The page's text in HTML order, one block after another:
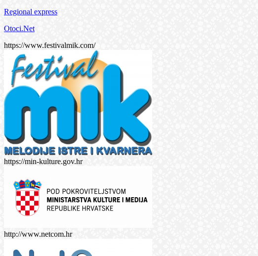
Regional express
Otoci.Net
https://www.festivalmik.com/
https://min-kulture.gov.hr
http://www.netcom.hr